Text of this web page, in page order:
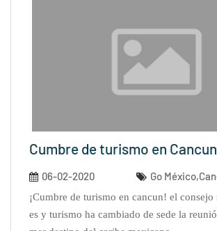
Cumbre de turismo en Cancun
06-02-2020 Go
¡cumbre de turismo en cancun! el consejo mundial de viaj
es y turismo ha cambiado de sede la